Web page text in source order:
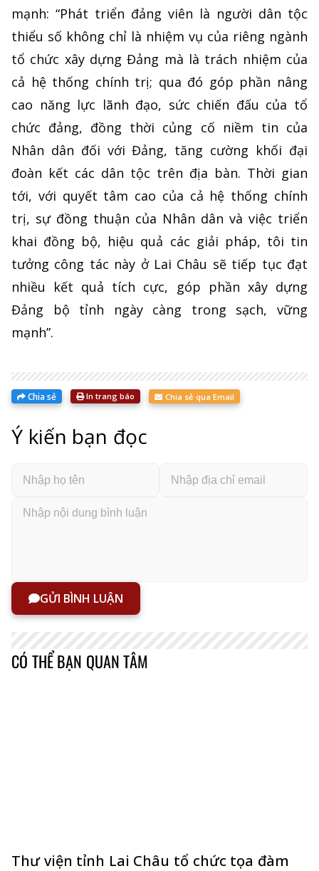
mạnh: “Phát triển đảng viên là người dân tộc
thiểu số không chỉ là nhiệm vụ của riêng ngành
tổ chức xây dựng Đảng mà là trách nhiệm của
cả hệ thống chính trị; qua đó góp phần nâng
cao năng lực lãnh đạo, sức chiến đấu của tổ
chức đảng, đồng thời củng cố niềm tin của
Nhân dân đối với Đảng, tăng cường khối đại
đoàn kết các dân tộc trên địa bàn. Thời gian
tới, với quyết tâm cao của cả hệ thống chính
trị, sự đồng thuận của Nhân dân và việc triển
khai đồng bộ, hiệu quả các giải pháp, tôi tin
tưởng công tác này ở Lai Châu sẽ tiếp tục đạt
nhiều kết quả tích cực, góp phần xây dựng
Đảng bộ tỉnh ngày càng trong sạch, vững
mạnh”.
Chia sẻ In trang báo Chia sẻ qua Email
Ý kiến bạn đọc
GỬI BÌNH LUẬN
CÓ THỂ BẠN QUAN TÂM
Thư viện tỉnh Lai Châu tổ chức tọa đàm